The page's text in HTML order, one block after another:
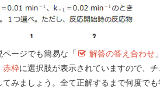
ページでも簡易な「 解答の答え合わせ
赤枠に選択肢が表示されていますので、
てみましょう。全て正解するまで何度で
要望